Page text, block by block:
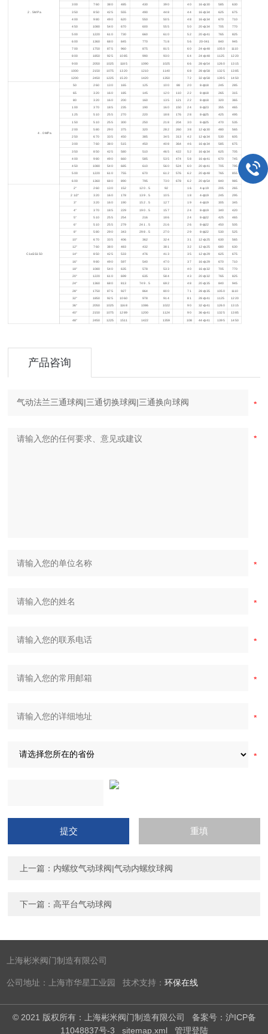
2 ．5MPa
300 760 380 485 430 390 40 16-ф30 585 630
350 850 425 555 490 448 44 16-ф34 625
675
400
980 490 620 550 505 48 16-ф34 670
710
450
1080 540 670 600 555 50 20-ф34 705
770
500
1220 610 730 660 610 52 20-ф41 765
825
600
1360 680 845 770 718 56 20-041 840
945
700
1750 875 960 875 815 60 24-ф48 1050 1110
800 1850 925 1085 990 930 64 24-ф48 1125 1220
900 2050 1025 1185 1090 1025 66 28-ф54 1260
1315
1000
2150 1075 1320 1210 1140 68 28-ф58 1325
1385
1200
2450 1225 1520 1420 1350 72 32-ф58 1395 1450
4．0MPa
50 260 130 165 125 100 88 20 8-ф18 245
285
65
320 160 185 145 120 110 22 8-ф18 265
315
80
320 160 200 160 135 121 22 8-ф18 320 365
100 370 185 235 190 160 150 24 8-ф23 355 465
125 510 255 270 220 188 176 28 8-ф25 425
495
150
510 255 300 250 218 204 30 8-ф25 470
535
200
580 290 375 320 282 260 38 12-ф30 480
565
250
670 335 450 385 345 313 42 12-ф34 530
605
300
760 380 515 450 408 364 46 16-ф34 585
675
350
850 425 580 510 465 422 52 16-ф34 625 705
400 980 490 660 585 535 474 58 16-ф41 670 745
450 1080 540 685 610 560 524 60 20-ф41 705 795
500 1220 610 755 670 612 576 62 20-ф48 765 855
600 1360 680 890 795 730 678 62 20-ф54 840 985
C1aSS150
2" 260 130 152 120 ．5 92 16 4-φ19 205
265
2 1/2"
320 160 178 139 ．5 105 18 4-ф19 245
295
3"
320 160 190 152 ．5 127 19 4-ф19 305 345
4" 370 185 229 190 ．5 157 24 8-ф19 340 420
5" 510 255 254 216 186 24 8-ф22 425
465
6"
510 255 279 241 ．5 216 26 8-ф22 450
505
8"
580 290 343 298 ．5 270 29 8-ф22 530
525
10"
670 335 406 362 324 31 12-ф25 630
565
12"
760 380 483 432 381 32 12-ф25 680
630
14"
850 425 533 476 413 35 12-ф29 625 675
16" 980 490 597 540 470 37 16-ф29 670 710
18" 1080 540 635 578 533 40 16-ф32 705 770
20" 1220 610 699 635 584 43 20-ф32 765 825
24" 1360 680 813 749 ．5 692 48 20-ф35 840
945
28"
1750 875 927 864 800 71 28-ф35 1050
1110
32"
1850 925 1060 978 914 81 28-ф41 1125
1220
36"
2050 1025 1168 1086 1022 90 32-ф41 1260 1315
40" 2150 1075 1289 1200 1124 90 36-ф41 1325 1385
48" 2450 1225 1511 1422 1359 108 44-ф41 1395 1450
产品咨询
上一篇： 内螺纹气动球阀|气动内螺纹球阀
下一篇：高平台气动球阀
上海彬米阀门制造有限公司
公司地址：上海市华星工业园 技术支持：环保在线
© 2021 版权所有：上海彬米阀门制造有限公司 备案号：沪ICP备
11048837号-3
sitemap.xml 管理登陆